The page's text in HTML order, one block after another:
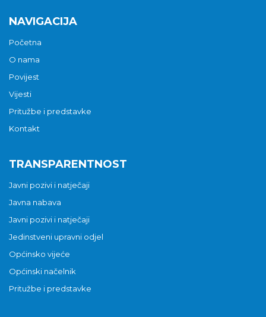
NAVIGACIJA
Početna
O nama
Povijest
Vijesti
Pritužbe i predstavke
Kontakt
TRANSPARENTNOST
Javni pozivi i natječaji
Javna nabava
Javni pozivi i natječaji
Jedinstveni upravni odjel
Općinsko vijeće
Općinski načelnik
Pritužbe i predstavke